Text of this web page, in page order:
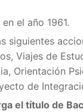
el año 1961.
siguientes
Viajes de
Orientación
de
el título de